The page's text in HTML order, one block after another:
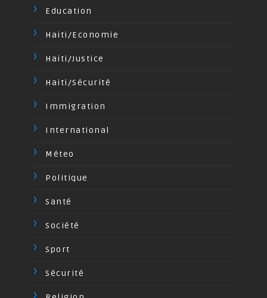
Education
Haiti/Economie
Haiti/Justice
Haiti/Sécurité
Immigration
International
Méteo
Politique
Santé
Société
Sport
Sécurité